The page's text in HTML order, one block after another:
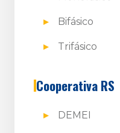
Bifásico
Trifásico
Cooperativa RS
DEMEI